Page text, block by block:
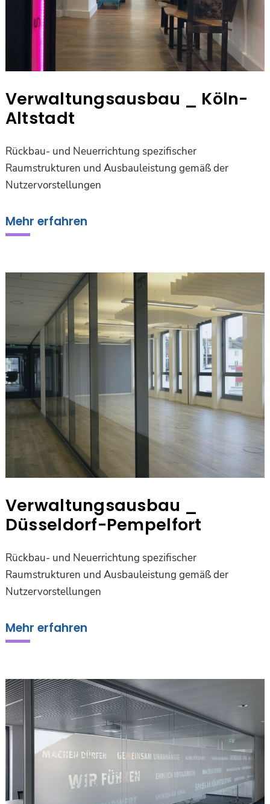
Verwaltungsausbau _ Köln-
Altstadt
Rückbau- und Neuerrichtung spezifischer
Raumstrukturen und Ausbauleistung gemäß der
Nutzervorstellungen
Mehr erfahren
Verwaltungsausbau _
Düsseldorf-Pempelfort
Rückbau- und Neuerrichtung spezifischer
Raumstrukturen und Ausbauleistung gemäß der
Nutzervorstellungen
Mehr erfahren